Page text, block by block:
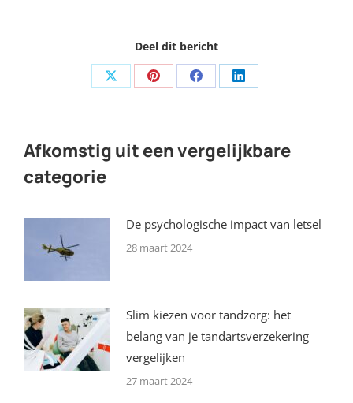
Deel dit bericht
Share Share Share Share
Afkomstig uit een vergelijkbare
categorie
De psychologische impact van letsel
28 maart 2024
Slim kiezen voor tandzorg: het
belang van je tandartsverzekering
vergelijken
27 maart 2024